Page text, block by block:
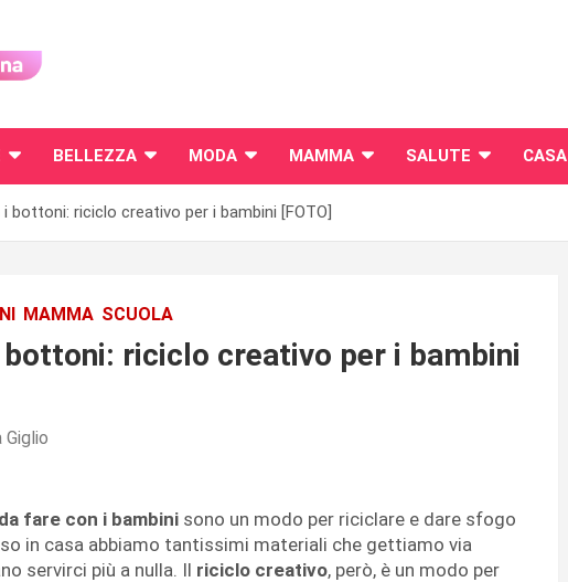
BELLEZZA MODA MAMMA SALUTE CASA
bottoni: riciclo creativo per i bambini [FOTO]
MAMMA SCUOLA
riciclo creativo per i bambini
Giglio
fare con i bambini sono un modo per riciclare e dare sfogo
in casa abbiamo tantissimi materiali che gettiamo via
servirci più a nulla. Il riciclo creativo, però, è un modo per